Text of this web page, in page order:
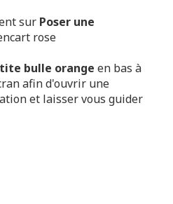
sur Poser une
rose
bulle orange en bas à
afin d'ouvrir une
et laisser vous guider